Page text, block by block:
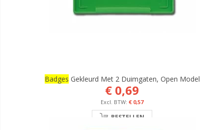
Badges Gekleurd Met 2 Duimgaten, Open Model
€ 0,69
€ 0,57
BESTELLEN